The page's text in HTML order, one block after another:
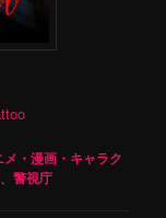
メ・漫画・キャラク
、警視庁